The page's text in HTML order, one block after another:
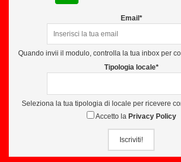
Email*
Quando invii il modulo, controlla la tua inbox per
Tipologia locale*
Seleziona la tua tipologia di locale per ricevere
Accetto la Privacy Policy
Iscriviti!